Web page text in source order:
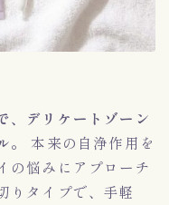
、デリケートゾーン
本来の自浄作用を
の悩みにアプローチ
りタイプで、手軽